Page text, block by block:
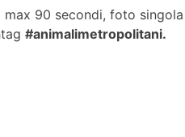
90 secondi, foto
#animalimetropolitani.